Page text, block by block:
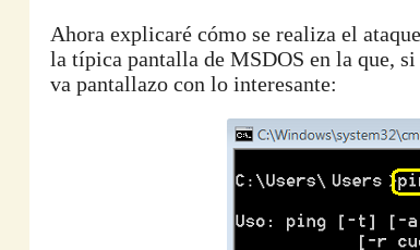
Ahora explicaré cómo se realiza el
la típica pantalla de MSDOS en la que,
va pantallazo con lo interesante: